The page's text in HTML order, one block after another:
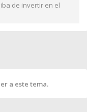
de invertir en el
a este tema.